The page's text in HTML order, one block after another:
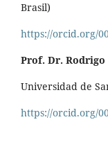
Brasil)
https://orcid.org/
Prof. Dr. Rodrigo
Universidad de
https://orcid.org/